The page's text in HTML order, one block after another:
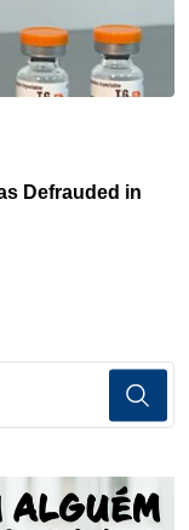
Defrauded in